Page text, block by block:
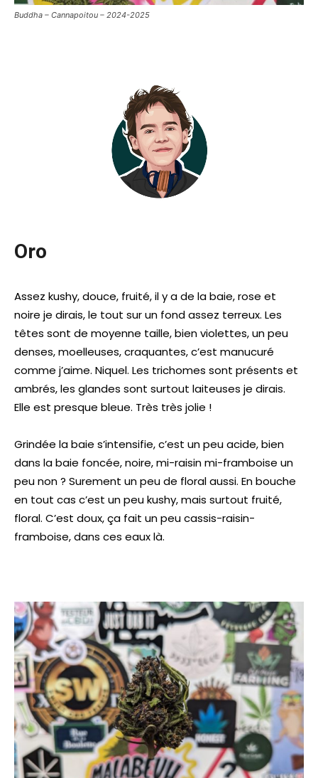
Buddha – Cannapoitou – 2024-2025
Oro
Assez kushy, douce, fruité, il y a de la baie, rose et
noire je dirais, le tout sur un fond assez terreux. Les
têtes sont de moyenne taille, bien violettes, un peu
denses, moelleuses, craquantes, c’est manucuré
comme j’aime. Niquel. Les trichomes sont présents et
ambrés, les glandes sont surtout laiteuses je dirais.
Elle est presque bleue. Très très jolie !
Grindée la baie s’intensifie, c’est un peu acide, bien
dans la baie foncée, noire, mi-raisin mi-framboise un
peu non ? Surement un peu de floral aussi. En bouche
en tout cas c’est un peu kushy, mais surtout fruité,
floral. C’est doux, ça fait un peu cassis-raisin-
framboise, dans ces eaux là.